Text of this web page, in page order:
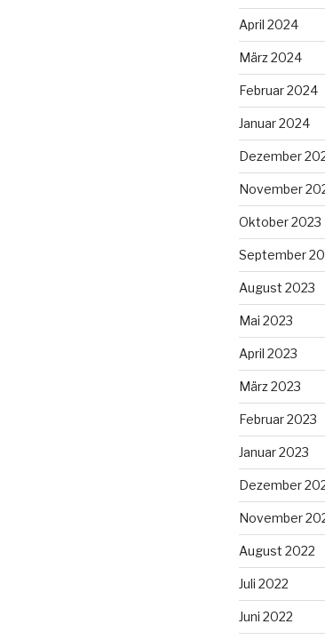
April 2024
März 2024
Februar 2024
Januar 2024
Dezember
November
Oktober 2023
September
August 2023
Mai 2023
April 2023
März 2023
Februar 2023
Januar 2023
Dezember
November
August 2022
Juli 2022
Juni 2022